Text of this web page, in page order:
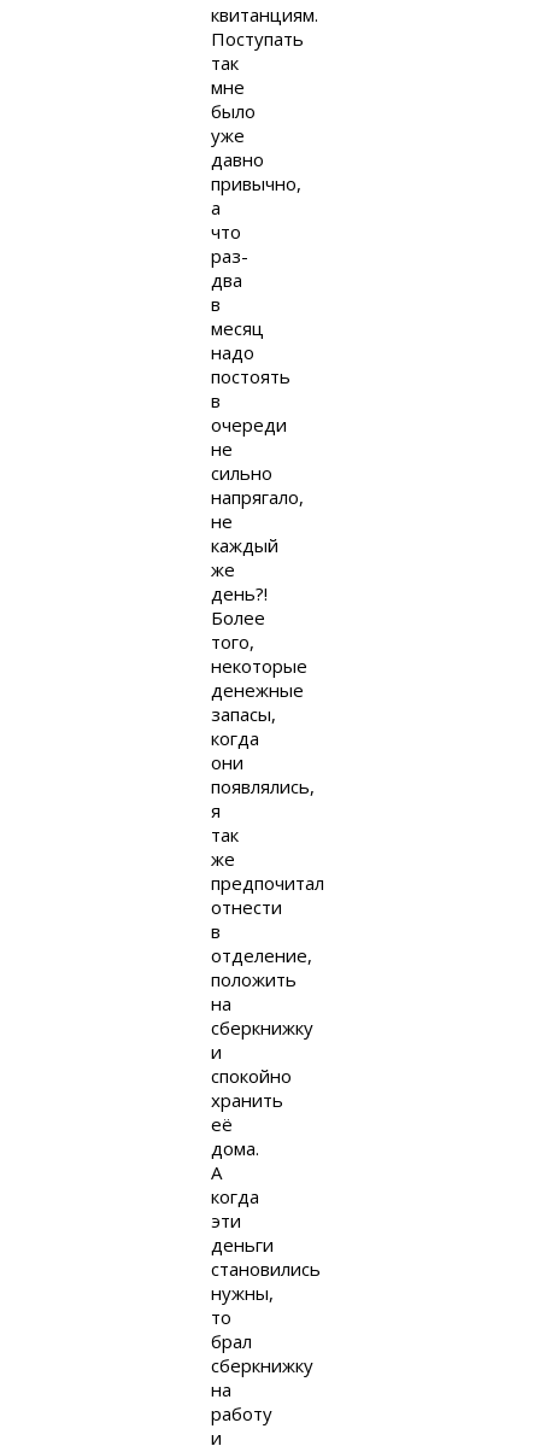
квитанциям.
Поступать
так
мне
было
уже
давно
привычно,
а
что
раз-
два
в
месяц
надо
постоять
в
очереди
не
сильно
напрягало,
не
каждый
же
день?!
Более
того,
некоторые
денежные
запасы,
когда
они
появлялись,
я
так
же
предпочитал
отнести
в
отделение,
положить
на
сберкнижку
и
спокойно
хранить
её
дома.
А
когда
эти
деньги
становились
нужны,
то
брал
сберкнижку
на
работу
и